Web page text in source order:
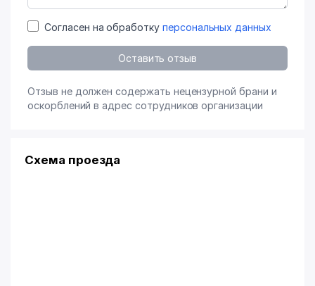
Согласен на обработку персональных данных
Оставить отзыв
Отзыв не должен содержать нецензурной брани и
оскорблений в адрес сотрудников организации
Схема проезда